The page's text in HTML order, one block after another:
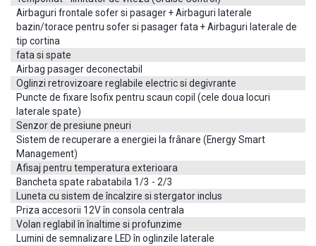
Email *
Telefon *
Mesaj
Airbaguri frontale sofer si pasager + Airbaguri laterale
bazin/torace pentru sofer si pasager fata + Airbaguri laterale de
tip cortina
fata si spate
Airbag pasager deconectabil
Oglinzi retrovizoare reglabile electric si degivrante
Puncte de fixare Isofix pentru scaun copil (cele doua locuri
laterale spate)
Senzor de presiune pneuri
Sistem de recuperare a energiei la frânare (Energy Smart
Management)
Afisaj pentru temperatura exterioara
Bancheta spate rabatabila 1/3 - 2/3
Luneta cu sistem de încalzire si stergator inclus
Priza accesorii 12V în consola centrala
Volan reglabil în înaltime si profunzime
Lumini de semnalizare LED în oglinzile laterale